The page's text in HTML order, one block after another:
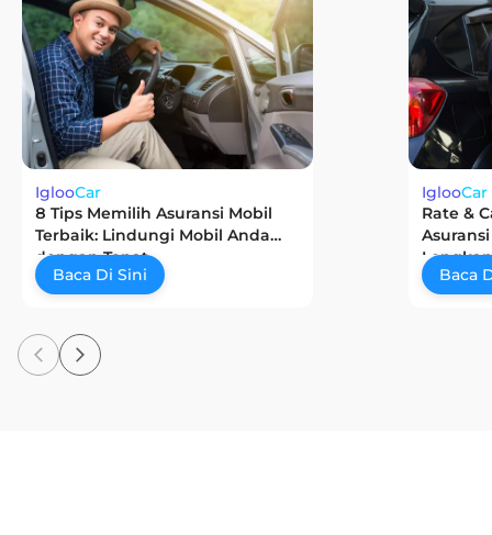
IglooCar
8 Tips Memilih Asuransi Mobil
Terbaik: Lindungi Mobil Anda
dengan Tepat
Baca Di Sini
IglooCar
Rate &
Baca